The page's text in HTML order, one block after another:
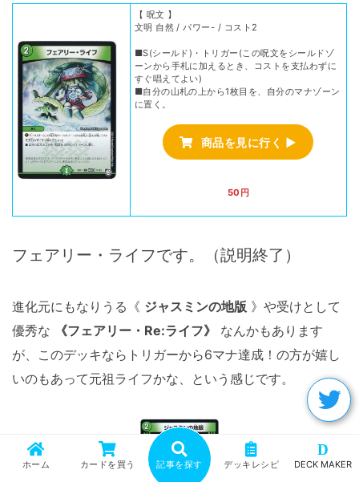
【 呪文 】
文明 自然 / パワー- / コスト2
■S(シールド)・トリガー(この呪文をシールドゾ
ーンから手札に加えるとき、コストを支払わずに
すぐ唱えてよい)
■自分の山札の上から1枚目を、自分のマナゾーン
に置く。
商品を見に行く ▶
50円
フェアリー・ライフです。（説明終了）
進化元にもなりうる《 ジャスミンの地版 》や受けとして
優秀な
《フェアリー・Re:ライフ》
なんかもあります
が、このデッキならトリガーから6マナ達成！の方が嬉し
いのもあって元祖ライフかな、という感じです。
ホーム カードを買う 記事を探す デッキレシピ
D
DECK MAKER